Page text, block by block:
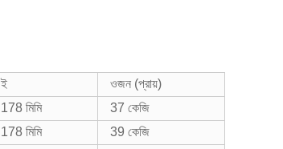
ই
ওজন (প্রায়)
178 মিমি
37 কেজি
178 মিমি
39 কেজি